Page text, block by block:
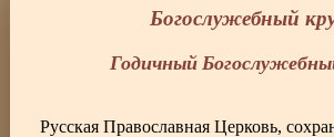
Богослужебный
Годичный
Русская Православная Церковь,